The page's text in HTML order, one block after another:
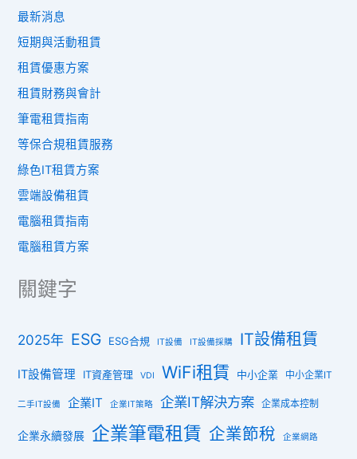
最新消息
短期與活動租賃
租賃優惠方案
租賃財務與會計
筆電租賃指南
等保合規租賃服務
綠色IT租賃方案
雲端設備租賃
電腦租賃指南
電腦租賃方案
關鍵字
2025年 ESG ESG合規 IT設備 IT設備採購 IT設備租賃
IT設備管理 IT資產管理 VDI WiFi租賃 中小企業 中小企業IT
二手IT設備 企業IT 企業IT策略 企業IT解決方案 企業成本控制
企業永續發展 企業筆電租賃 企業節稅 企業網路